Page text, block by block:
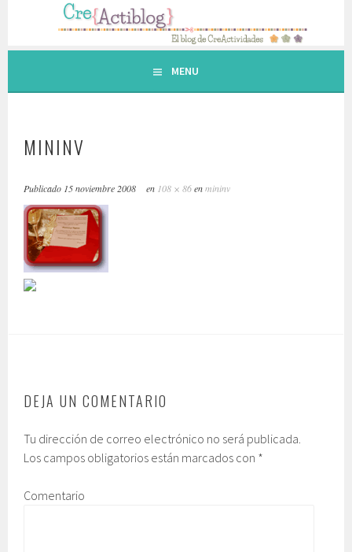
contenido.
MENU
MININV
Publicado 15 noviembre 2008 en 108 × 86enmininv
DEJA UN COMENTARIO
Tu dirección de correo electrónico no será publicada.
Los campos obligatorios están marcados con *
Comentario